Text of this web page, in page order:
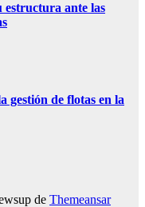
ante las
gestión de flotas en la
de Themeansar